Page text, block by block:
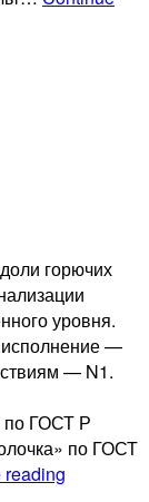
горючих
уровня.
исполнение —
— N1.
по ГОСТ Р
по ГОСТ